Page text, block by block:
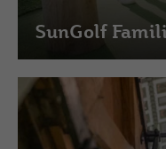
SunGolf